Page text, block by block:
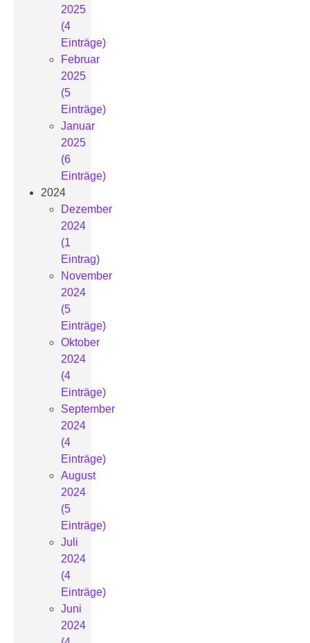
2025
(4
Einträge)
Februar
2025
(5
Einträge)
Januar
2025
(6
Einträge)
2024
Dezember
2024
(1
Eintrag)
November
2024
(5
Einträge)
Oktober
2024
(4
Einträge)
September
2024
(4
Einträge)
August
2024
(5
Einträge)
Juli
2024
(4
Einträge)
Juni
2024